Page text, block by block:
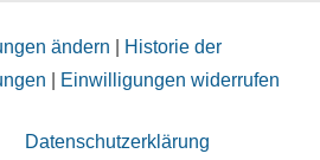
ändern
Historie der
Einwilligungen widerrufen
Datenschutzerklärung